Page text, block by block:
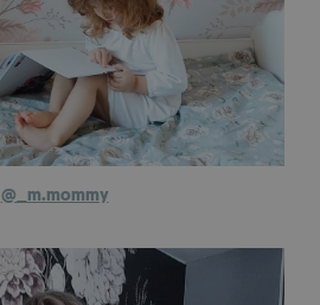
@_m.mommy